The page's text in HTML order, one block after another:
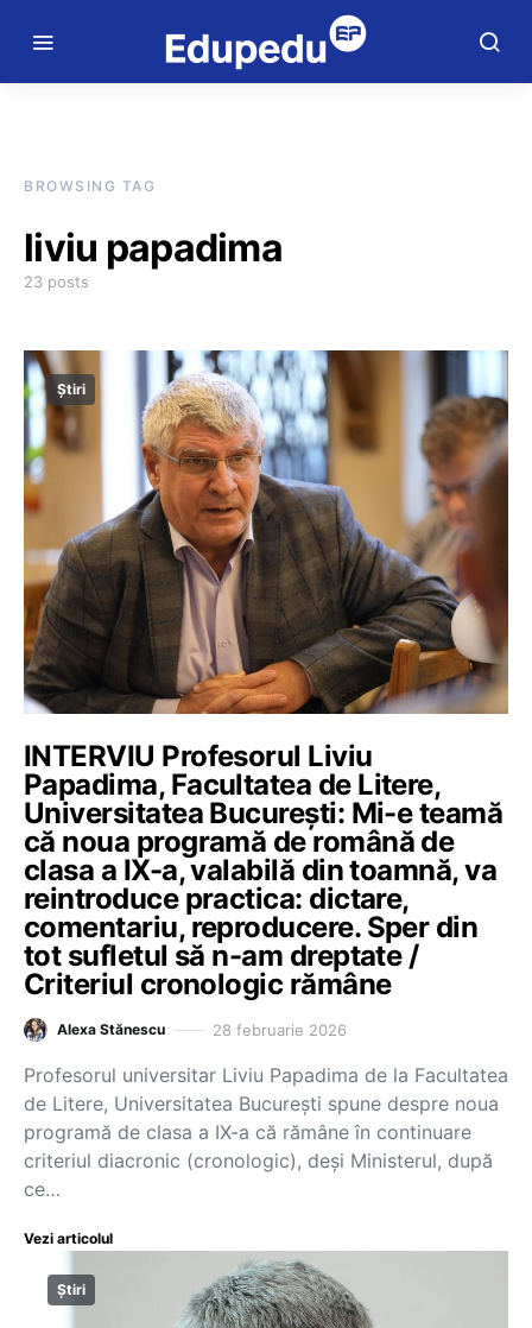
BROWSING TAG
liviu papadima
23 posts
Știri
INTERVIU Profesorul Liviu
Papadima, Facultatea de Litere,
Universitatea București: Mi-e teamă
că noua programă de română de
clasa a IX-a, valabilă din toamnă, va
reintroduce practica: dictare,
comentariu, reproducere. Sper din
tot sufletul să n-am dreptate /
Criteriul cronologic rămâne
Alexa Stănescu 28 februarie 2026
Profesorul universitar Liviu Papadima de la Facultatea
de Litere, Universitatea București spune despre noua
programă de clasa a IX-a că rămâne în continuare
criteriul diacronic (cronologic), deși Ministerul, după
ce…
Vezi articolul
Știri